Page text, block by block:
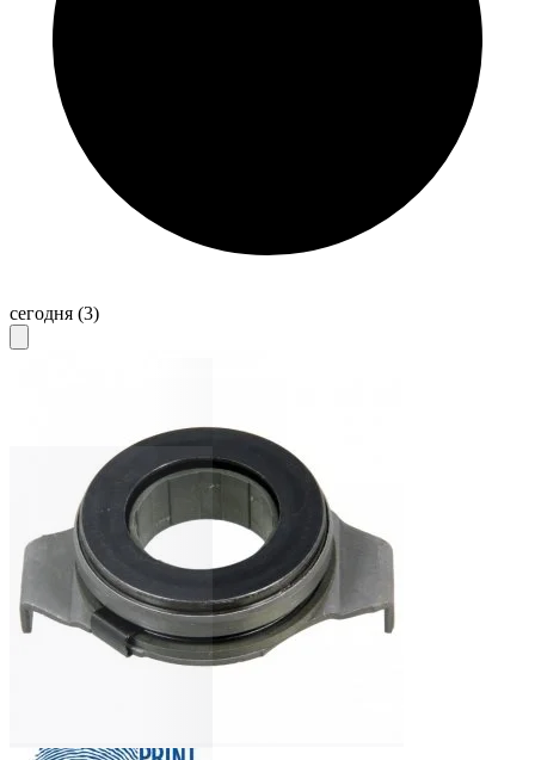
сегодня (3)